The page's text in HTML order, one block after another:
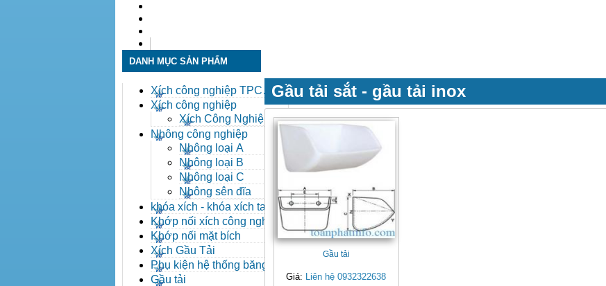
DANH MỤC SẢN PHẨM
Xích công nghiệp TPC
Toàn Phát
Xích công nghiệp
Xích Công Nghiệp -
Xich Cong Nghiep
Nhông công nghiệp
Nhông loại A
Nhông loại B
Nhông loại C
Nhông sên đĩa
khóa xích - khóa xích tai eo
- khóa xích công nghiệp
Khớp nối xích công nghiệp
Khớp nối mặt bích
Xích Gầu Tải
Phụ kiện hệ thống băng tải
Gầu tải
Gầu tải sắt - gầu tải inox
Gầu tải
Giá: Liên hệ 0932322638